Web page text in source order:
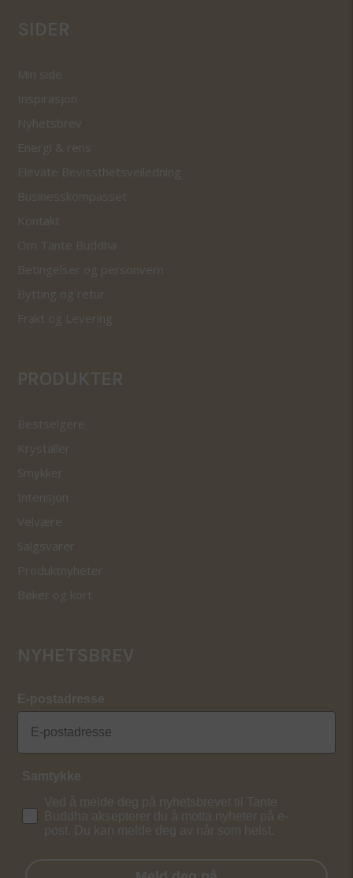
SIDER
Min side
Inspirasjon
Nyhetsbrev
Energi & rens
Elevate Bevissthetsveiledning
Businesskompasset
Kontakt
Om Tante Buddha
Betingelser og personvern
Bytting og retur
Frakt og Levering
PRODUKTER
Bestselgere
Krystaller
Smykker
Intensjon
Velvære
Salgsvarer
Produktnyheter
Bøker og kort
NYHETSBREV
E-postadresse
Samtykke
Ved å melde deg på nyhetsbrevet til Tante
Buddha aksepterer du å motta nyheter på e-
post. Du kan melde deg av når som helst.